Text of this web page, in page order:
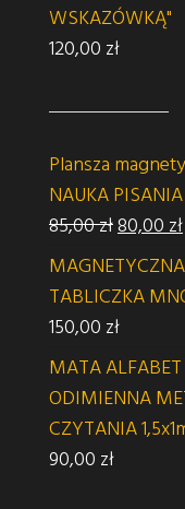
WSKAZÓWKĄ"
120,00 zł
Plansza
NAUKA
85,00zł80,00 zł
TABLICZKA
150,00 zł
MATA
ODIMIENNA
CZYTANIA
90,00 zł